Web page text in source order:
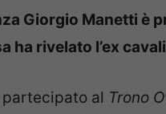
Giorgio Manetti è
ha rivelato l’ex
al Trono